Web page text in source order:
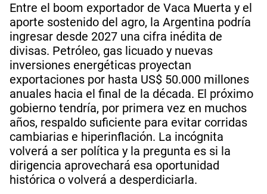
Entre el boom exportador de Vaca Muerta y el
aporte sostenido del agro, la Argentina podría
ingresar desde 2027 una cifra inédita de
divisas. Petróleo, gas licuado y nuevas
inversiones energéticas proyectan
exportaciones por hasta US$ 50.000 millones
anuales hacia el final de la década. El próximo
gobierno tendría, por primera vez en muchos
años, respaldo suficiente para evitar corridas
cambiarias e hiperinflación. La incógnita
volverá a ser política y la pregunta es si la
dirigencia aprovechará esa oportunidad
histórica o volverá a desperdiciarla.